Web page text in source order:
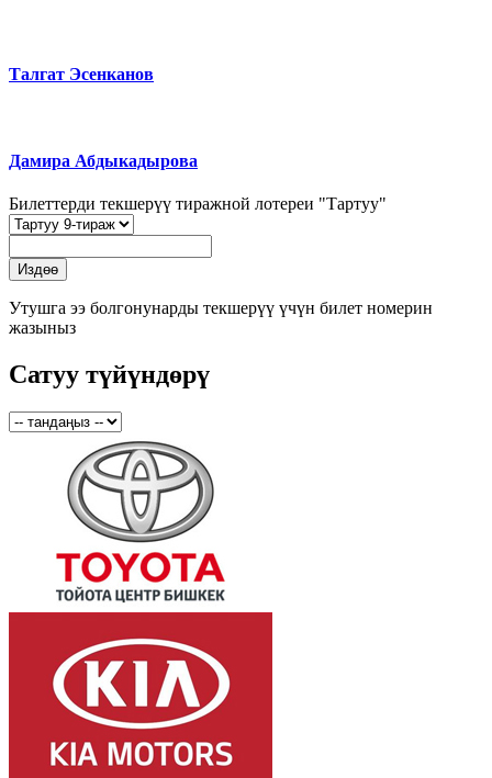
Талгат Эсенканов
Дамира Абдыкадырова
Билеттерди текшерүү тиражной лотереи "Тартуу"
Утушга ээ болгонунарды текшерүү үчүн билет номерин
жазыныз
Сатуу түйүндөрү